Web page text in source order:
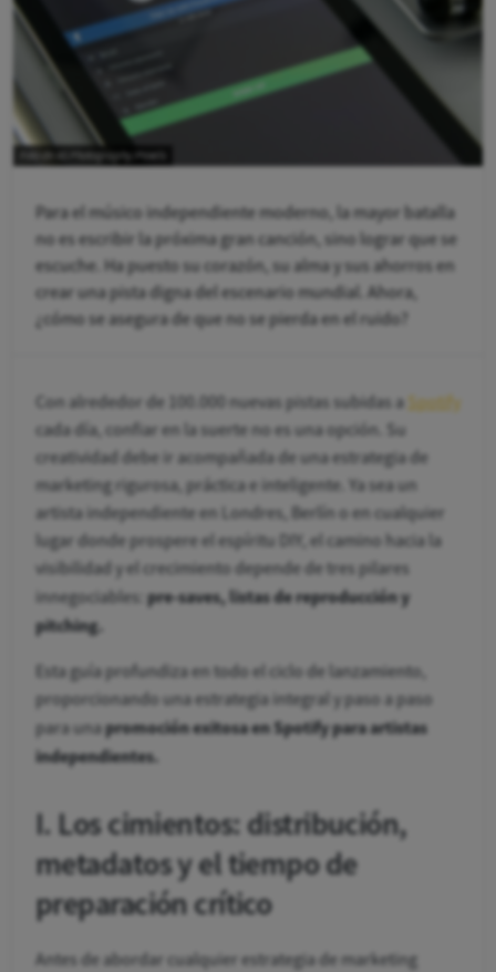
Foto de AS Photography/Pexels
Para el músico independiente moderno, la mayor batalla
no es escribir la próxima gran canción, sino lograr que se
escuche. Ha puesto su corazón, su alma y sus ahorros en
crear una pista digna del escenario mundial. Ahora,
¿cómo se asegura de que no se pierda en el ruido?
Con alrededor de 100.000 nuevas pistas subidas a Spotify
cada día, confiar en la suerte no es una opción. Su
creatividad debe ir acompañada de una estrategia de
marketing rigurosa, práctica e inteligente. Ya sea un
artista independiente en Londres, Berlín o en cualquier
lugar donde prospere el espíritu DIY, el camino hacia la
visibilidad y el crecimiento depende de tres pilares
innegociables: pre-saves, listas de reproducción y
pitching.
Esta guía profundiza en todo el ciclo de lanzamiento,
proporcionando una estrategia integral y paso a paso
para unapromoción exitosa en Spotify para artistas
independientes.
I. Los cimientos: distribución,
metadatos y el tiempo de
preparación crítico
Antes de abordar cualquier estrategia de marketing